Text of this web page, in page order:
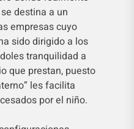
destina a un
empresas cuyo
sido dirigido a los
tranquilidad a
que prestan, puesto
les facilita
por el niño.